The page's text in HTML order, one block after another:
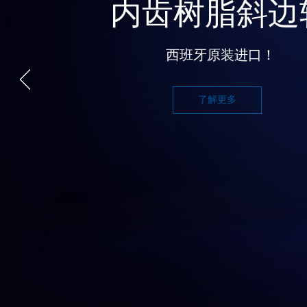
内齿树脂斜边
西班牙原装进口！
了解更多